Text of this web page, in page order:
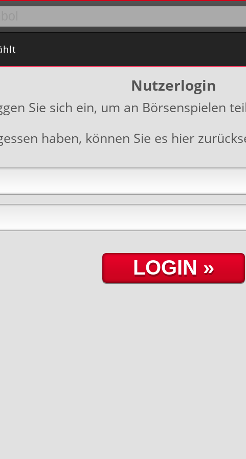
Nutzerlogin
Sie sich ein, um an Börsenspielen
haben, können Sie es hier